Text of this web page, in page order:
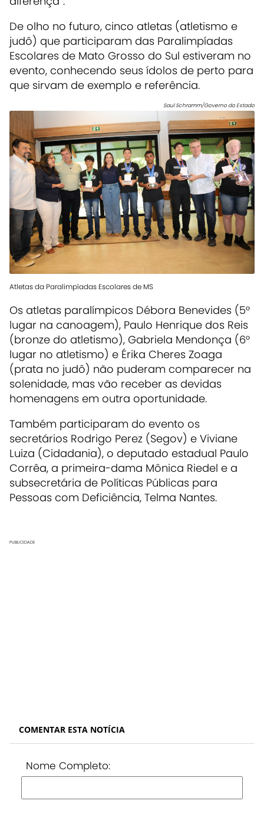
De olho no futuro, cinco atletas (atletismo e
judô) que participaram das Paralimpíadas
Escolares de Mato Grosso do Sul estiveram no
evento, conhecendo seus ídolos de perto para
que sirvam de exemplo e referência.
Saul Schramm/Governo do Estado
Atletas da Paralimpíadas Escolares de MS
Os atletas paralímpicos Débora Benevides (5°
lugar na canoagem), Paulo Henrique dos Reis
(bronze do atletismo), Gabriela Mendonça (6°
lugar no atletismo) e Érika Cheres Zoaga
(prata no judô) não puderam comparecer na
solenidade, mas vão receber as devidas
homenagens em outra oportunidade.
Também participaram do evento os
secretários Rodrigo Perez (Segov) e Viviane
Luiza (Cidadania), o deputado estadual Paulo
Corrêa, a primeira-dama Mônica Riedel e a
subsecretária de Políticas Públicas para
Pessoas com Deficiência, Telma Nantes.
PUBLICIDADE
COMENTAR ESTA NOTÍCIA
Nome Completo: